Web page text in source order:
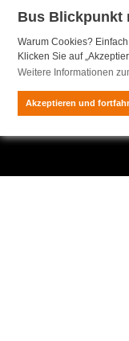
Bus Blickpunkt
Warum Cookies?
Klicken Sie auf
Weitere Informationen
Akzeptieren und